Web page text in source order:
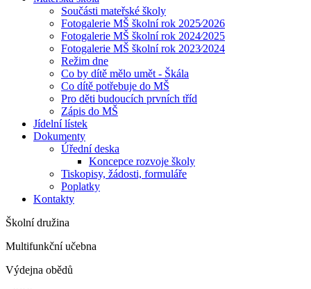
Součásti mateřské školy
Fotogalerie MŠ školní rok 2025⁄2026
Fotogalerie MŠ školní rok 2024⁄2025
Fotogalerie MŠ školní rok 2023⁄2024
Režim dne
Co by dítě mělo umět - Škála
Co dítě potřebuje do MŠ
Pro děti budoucích prvních tříd
Zápis do MŠ
Jídelní lístek
Dokumenty
Úřední deska
Koncepce rozvoje školy
Tiskopisy, žádosti, formuláře
Poplatky
Kontakty
Školní družina
Multifunkční učebna
Výdejna obědů